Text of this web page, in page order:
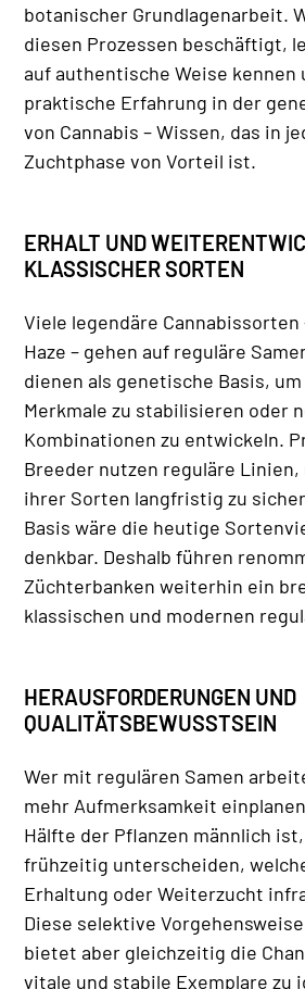
botanischer Grundlagenarbeit.
diesen Prozessen beschäftigt,
auf authentische Weise kennen
praktische Erfahrung in der
von Cannabis – Wissen, das in
Zuchtphase von Vorteil ist.
ERHALT UND
KLASSISCHER SORTEN
Viele legendäre Cannabissorten
Haze – gehen auf reguläre
dienen als genetische Basis,
Merkmale zu stabilisieren oder
Kombinationen zu entwickeln.
Breeder nutzen reguläre Linien,
ihrer Sorten langfristig zu
Basis wäre die heutige
denkbar. Deshalb führen
Züchterbanken weiterhin ein
klassischen und modernen
HERAUSFORDERUNGEN UND
QUALITÄTSBEWUSSTSEIN
Wer mit regulären Samen
mehr Aufmerksamkeit
Hälfte der Pflanzen männlich
frühzeitig unterscheiden,
Erhaltung oder Weiterzucht
Diese selektive
bietet aber gleichzeitig die
vitale und stabile Exemplare zu